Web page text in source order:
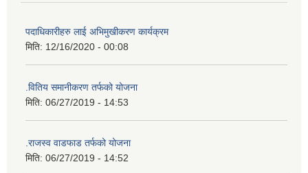
पदाधिकारीहरु लाई अभिमुखीकरण कार्यक्रम
मिति: 12/16/2020 - 00:08
.वितिय समानीकरण तर्फको योजना
मिति: 06/27/2019 - 14:53
.राजस्व वाडफाड तर्फको योजना
मिति: 06/27/2019 - 14:52